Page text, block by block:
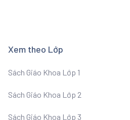
Xem theo Lớp
Sách Giáo Khoa Lớp 1
Sách Giáo Khoa Lớp 2
Sách Giáo Khoa Lớp 3